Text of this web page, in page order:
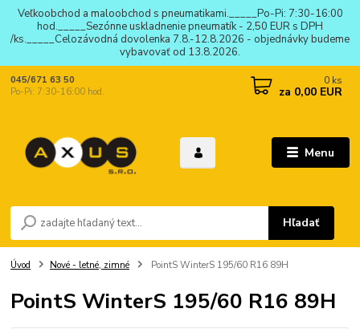
Veľkoobchod a maloobchod s pneumatikami._____Po-Pi: 7:30-16:00
hod._____Sezónne uskladnenie pneumatík - 2,50 EUR s DPH
/ks._____Celozávodná dovolenka 7.8.-12.8.2026 - objednávky budeme
vybavovať od 13.8.2026.
Menu
Hľadať
045/671 63 50
Po-Pi: 7:30-16:00 hod.
0 ks
za 0,00 EUR
Úvod Nové - letné, zimné PointS WinterS 195/60 R16 89H
PointS WinterS 195/60 R16 89H